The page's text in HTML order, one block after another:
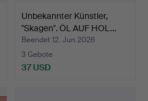
Unbekannter Künstler,
"Skagen". ÖL AUF HOL…
Beendet 12. Jun 2026
3 Gebote
37 USD